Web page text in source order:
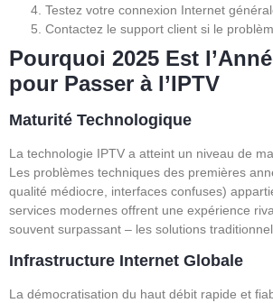
Testez votre connexion Internet
Contactez le support client si le
Pourquoi 2025 Est
pour Passer à l’IPTV
Maturité Technologique
La technologie IPTV a atteint un niveau de
Les problèmes techniques des premières
qualité médiocre, interfaces confuses)
services modernes offrent une expérience
souvent surpassant – les solutions
Infrastructure Internet Globale
La démocratisation du haut débit rapide et